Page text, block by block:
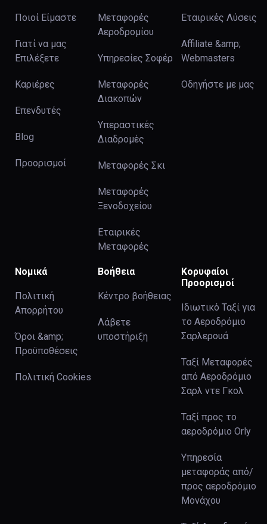
Ποιοί Είμαστε
Γιατί να μας
Επιλέξετε
Καριέρες
Επενδυτές
Blog
Προορισμοί
Μεταφορές
Αεροδρομίου
Υπηρεσίες Σοφέρ
Μεταφορές
Διακοπών
Υπεραστικές
Διαδρομές
Μεταφορές Σκι
Μεταφορές
Ξενοδοχείου
Εταιρικές
Μεταφορές
Εταιρικές Λύσεις
Affiliate &amp;
Webmasters
Οδηγήστε με μας
Νομικά
Πολιτική
Απορρήτου
Όροι &amp;
Προϋποθέσεις
Πολιτική Cookies
Βοήθεια
Κέντρο βοήθειας
Λάβετε
υποστήριξη
Κορυφαίοι
Προορισμοί
Ιδιωτικό Ταξί για
το Αεροδρόμιο
Σαρλερουά
Ταξί Μεταφορές
από Αεροδρόμιο
Σαρλ ντε Γκολ
Ταξί προς το
αεροδρόμιο Orly
Υπηρεσία
μεταφοράς από/
προς αεροδρόμιο
Μονάχου